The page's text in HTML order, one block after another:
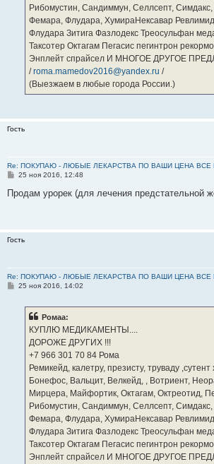
Рибомустин, Сандиммун, Селлсепт, Симдакс,
Фемара, Флудара, ХумираНексавар
Флудара Зитига Фазлодекс Треосульфан
Таксотер Октагам Пегасис пегинтрон
Энплейт спрайсел И МНОГОЕ ДРУГОЕ
/roma.mamedov2016@yandex.ru /
(Выезжаем в любые города России.)
Гость
Re: ПОКУПАЮ - ЛЮБЫЕ ЛЕКАРСТВА ПО ВАШИ ЦЕНА ВСЕ
С
о
и
е
25 ноя 2016, 12:48
Продам урорек (для лечения предстательной
Гость
Re: ПОКУПАЮ - ЛЮБЫЕ ЛЕКАРСТВА ПО ВАШИ ЦЕНА ВСЕ
С25 ноя 2016, 14:02
Ромаа:
КУПЛЮ МЕДИКАМЕНТЫ....
ДОРОЖЕ ДРУГИХ !!!
‪+7 966 301 70 84‬ Рома
Ремикейд, калетру, презисту, труваду
Бонефос, Вальцит, Велкейд, , Вотриент,
Мирцера, Майфортик, Октагам, Октреотид,
Рибомустин, Сандиммун, Селлсепт, Симдакс,
Фемара, Флудара, ХумираНексавар
Флудара Зитига Фазлодекс Треосульфан
Таксотер Октагам Пегасис пегинтрон
Энплейт спрайсел И МНОГОЕ ДРУГОЕ